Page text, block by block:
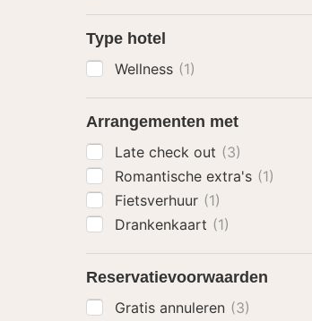
Type hotel
Wellness (1)
Arrangementen met
Late check out (3)
Romantische extra's (1)
Fietsverhuur (1)
Drankenkaart (1)
Reservatievoorwaarden
Gratis annuleren (3)